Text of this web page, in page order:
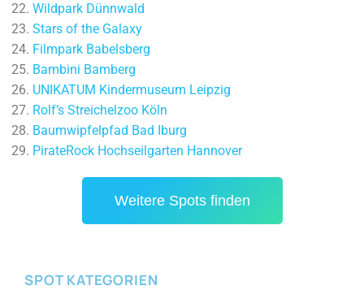
Wildpark Dünnwald
Stars of the Galaxy
Filmpark Babelsberg
Bambini Bamberg
UNIKATUM Kindermuseum Leipzig
Rolf’s Streichelzoo Köln
Baumwipfelpfad Bad Iburg
PirateRock Hochseilgarten Hannover
Weitere Spots finden
SPOT KATEGORIEN